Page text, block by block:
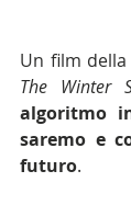
Un film della
The Winter
algoritmo
saremo e
futuro.